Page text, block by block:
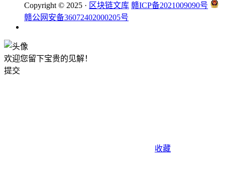
Copyright © 2025 · 区块链文库 赣ICP备2021009090号
赣公网安备36072402000205号
欢迎您留下宝贵的见解！
提交
收藏